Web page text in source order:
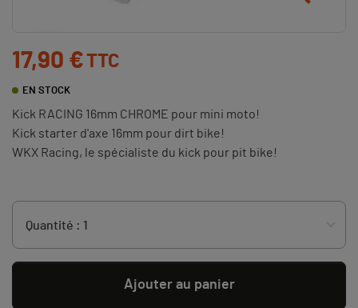
17,90 €TTC
EN STOCK
Kick RACING 16mm CHROME pour mini moto!
Kick starter d'axe 16mm pour dirt bike!
WKX Racing, le spécialiste du kick pour pit bike!
Ajouter au panier